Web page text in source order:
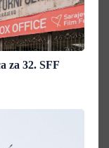
za 32. SFF